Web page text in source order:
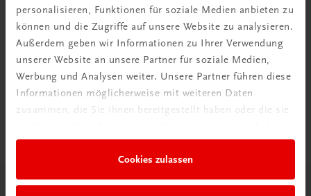
personalisieren, Funktionen für soziale Medien anbieten zu
können und die Zugriffe auf unsere Website zu analysieren.
Außerdem geben wir Informationen zu Ihrer Verwendung
unserer Website an unsere Partner für soziale Medien,
Werbung und Analysen weiter. Unsere Partner führen diese
Informationen möglicherweise mit weiteren Daten
zusammen, die Sie ihnen bereitgestellt haben oder die sie
Cookies zulassen
Sachbuch
LINZ
€ 32,90